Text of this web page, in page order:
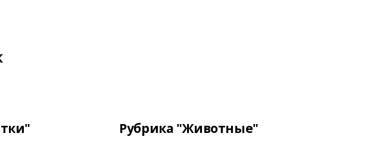
Рубрика "Животные"